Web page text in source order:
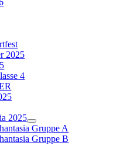
2025
4
2025
Gruppe A
Gruppe B